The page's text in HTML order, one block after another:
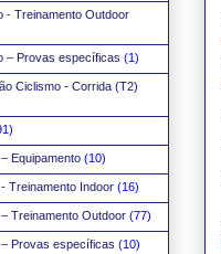
- Treinamento Outdoor
– Provas específicas (1)
Ciclismo - Corrida (T2)
Equipamento (10)
Treinamento Indoor (16)
Treinamento Outdoor (77)
Provas específicas (10)